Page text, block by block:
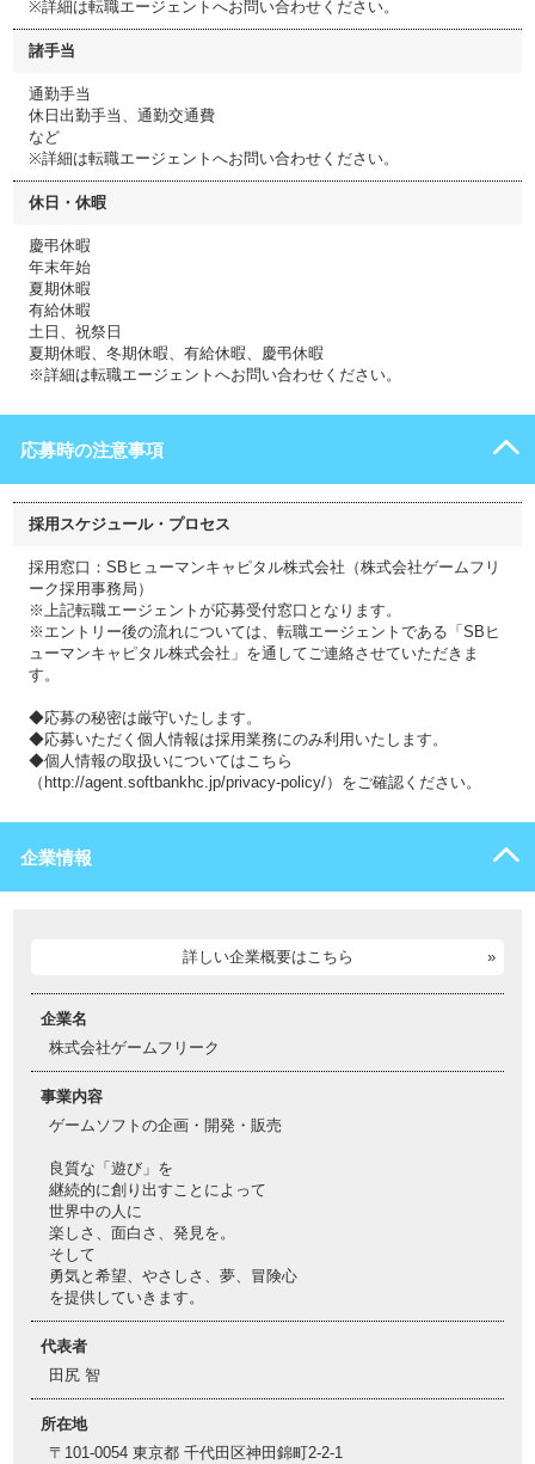
※詳細は転職エージェントへお問い合わせください。
諸手当
通勤手当
休日出勤手当、通勤交通費
など
※詳細は転職エージェントへお問い合わせください。
休日・休暇
慶弔休暇
年末年始
夏期休暇
有給休暇
土日、祝祭日
夏期休暇、冬期休暇、有給休暇、慶弔休暇
※詳細は転職エージェントへお問い合わせください。
応募時の注意事項
採用スケジュール・プロセス
採用窓口：SBヒューマンキャピタル株式会社（株式会社ゲームフリ
ーク採用事務局）
※上記転職エージェントが応募受付窓口となります。
※エントリー後の流れについては、転職エージェントである「SBヒ
ューマンキャピタル株式会社」を通してご連絡させていただきま
す。
◆応募の秘密は厳守いたします。
◆応募いただく個人情報は採用業務にのみ利用いたします。
◆個人情報の取扱いについてはこちら
（http://agent.softbankhc.jp/privacy-policy/）をご確認ください。
企業情報
詳しい企業概要はこちら
企業名
株式会社ゲームフリーク
事業内容
ゲームソフトの企画・開発・販売
良質な「遊び」を
継続的に創り出すことによって
世界中の人に
楽しさ、面白さ、発見を。
そして
勇気と希望、やさしさ、夢、冒険心
を提供していきます。
代表者
田尻 智
所在地
〒101-0054 東京都 千代田区神田錦町2-2-1